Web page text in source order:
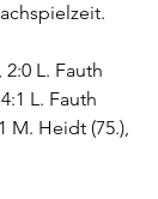
2:0 L. Fauth
L. Fauth
M. Heidt (75.),